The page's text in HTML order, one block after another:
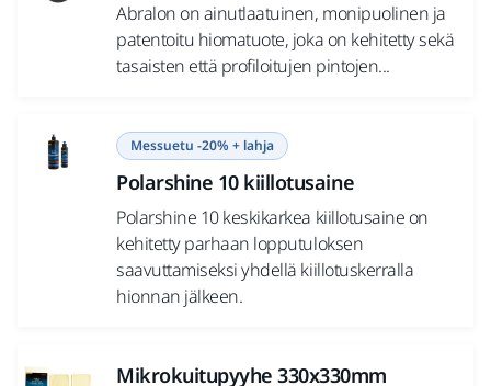
Abralon on ainutlaatuinen, monipuolinen ja
patentoitu hiomatuote, joka on kehitetty sekä
tasaisten että profiloitujen pintojen...
Messuetu -20% + lahja
Polarshine 10 kiillotusaine
Polarshine 10 keskikarkea kiillotusaine on
kehitetty parhaan lopputuloksen
saavuttamiseksi yhdellä kiillotuskerralla
hionnan jälkeen.
Mikrokuitupyyhe 330x330mm